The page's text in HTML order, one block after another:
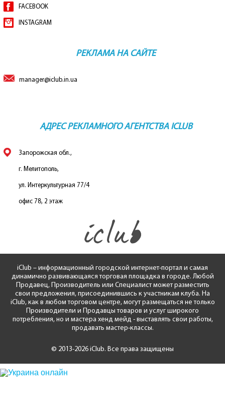
FACEBOOK
INSTAGRAM
РЕКЛАМА НА САЙТЕ
manager@iclub.in.ua
АДРЕС РЕКЛАМНОГО АГЕНТСТВА ICLUB
Запорожская обл.,
г. Мелитополь,
ул. Интеркультурная 77/4
офис 78, 2 этаж
iClub – информационный городской интернет-портал и самая
динамично развивающаяся торговая площадка в городе. Любой
Продавец, Производитель или Специалист может разместить
свои предложения, присоединившись к участникам клуба. На
iClub, как в любом торговом центре, могут размещаться не только
Производители и Продавцы товаров и услуг широкого
потребления, но и мастера хенд мейд - выставлять свои работы,
продавать мастер-классы.
© 2013-2026 iClub. Все права защищены